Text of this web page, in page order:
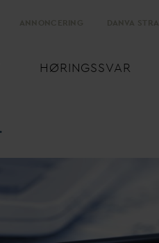
HØRINGSSVAR